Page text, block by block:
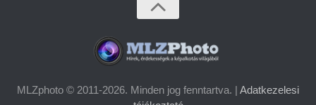
MLZphoto © 2011-2026. Minden jog fenntartva. | Adatkezelesi